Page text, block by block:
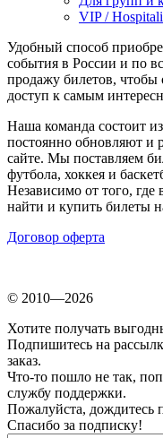
VIP /
Удобный способ
события в России и по
продажу билетов, чтобы
доступ к самым
Наша команда состоит
постоянно обновляют и
сайте. Мы поставляем
футбола, хоккея и
Независимо от того,
найти и купить билеты
Договор оферта
© 2010—2026
Хотите получать
Подпишитесь на
заказ.
Что-то пошло не так,
службу поддержки.
Пожалуйста, дождитесь
Спасибо за подписку!